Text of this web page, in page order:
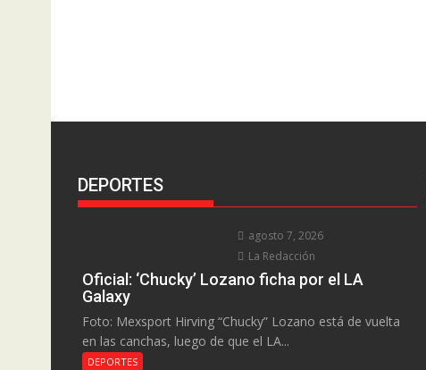
DEPORTES
agosto 7, 2026
La Redacción
Oficial: ‘Chucky’ Lozano ficha por el LA
Galaxy
Foto: Mexsport Hirving “Chucky” Lozano está de vuelta
en las canchas, luego de que el LA...
DEPORTES